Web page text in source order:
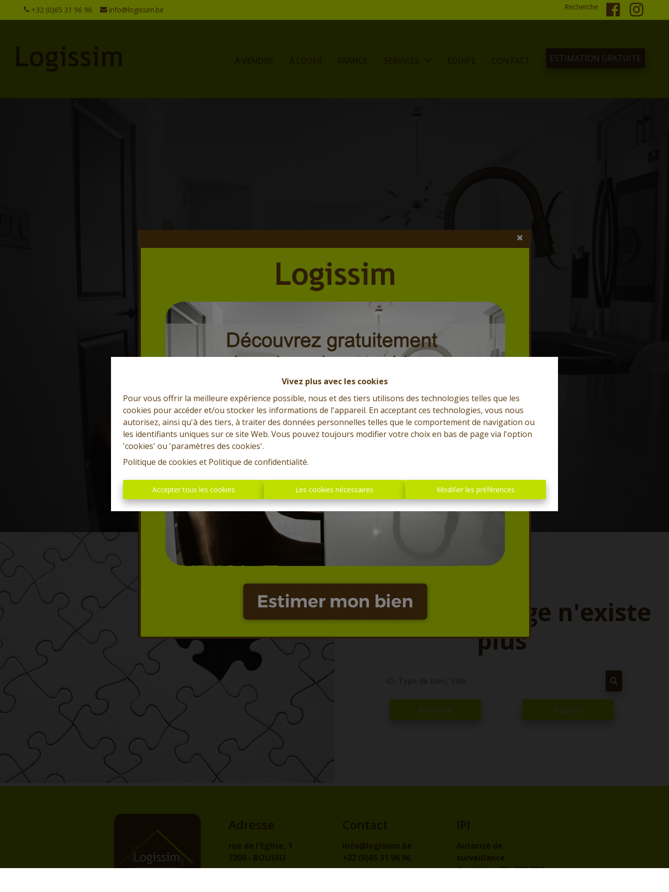
Vivez plus avec les cookies
Pour vous offrir la meilleure expérience possible, nous et des tiers utilisons des technologies telles que les
cookies pour accéder et/ou stocker les informations de l'appareil. En acceptant ces technologies, vous nous
autorisez, ainsi qu'à des tiers, à traiter des données personnelles telles que le comportement de navigation ou
les identifiants uniques sur ce site Web. Vous pouvez toujours modifier votre choix en bas de page via l'option
'cookies' ou 'paramètres des cookies'.
Politique de cookies et Politique de confidentialité.
Accepter tous les cookies Les cookies nécessaires Modifier les préférences
+32 (0)65 31 96 96 info@logissim.be Recherche
À VENDRE À LOUER FRANCE SERVICES EQUIPE CONTACT ESTIMATION GRATUITE
Et l'immobilier s'exprime
Oups, cette page n'existe
plus
À Vendre À Louer
Adresse
rue de l'Eglise, 1
7300 - BOUSSU
Contact
info@logissim.be
+32 (0)65 31 96 96
IPI
Autorité de
surveillance
Agréation IPI :509.959